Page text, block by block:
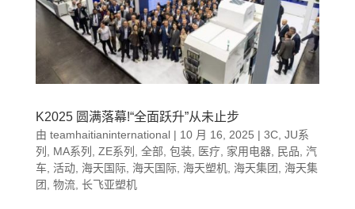
K2025 圆满落幕!“全面跃升”从未止步
由 teamhaitianinternational| 10 月 16, 2025 | 3C, JU系
列
MA系列 ZE系列 全部 包装, 医疗, 家用电器, 民品 汽
车, 活动, 海天国际, 海天国际, 海天塑机, 海天集团
海天集
团
物流, 长飞亚塑机